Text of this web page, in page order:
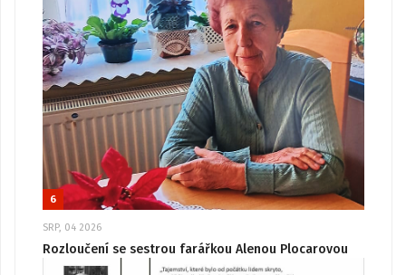
6
SRP, 04 2026
Rozloučení se sestrou farářkou Alenou Plocarovou